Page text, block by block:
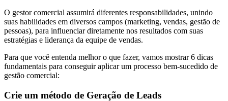
O gestor comercial assumirá diferentes responsabilidades, unindo
suas habilidades em diversos campos (marketing, vendas, gestão de
pessoas), para influenciar diretamente nos resultados com suas
estratégias e liderança da equipe de vendas.
Para que você entenda melhor o que fazer, vamos mostrar 6 dicas
fundamentais para conseguir aplicar um processo bem-sucedido de
gestão comercial:
Crie um método de Geração de Leads